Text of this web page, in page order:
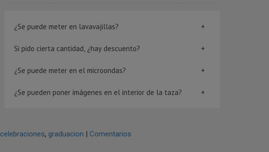
¿Se puede meter en lavavajillas?
Si pido cierta cantidad, ¿hay descuento?
¿Se puede meter en el microondas?
¿Se pueden poner imágenes en el interior de la taza?
celebraciones graduacion | Comentarios